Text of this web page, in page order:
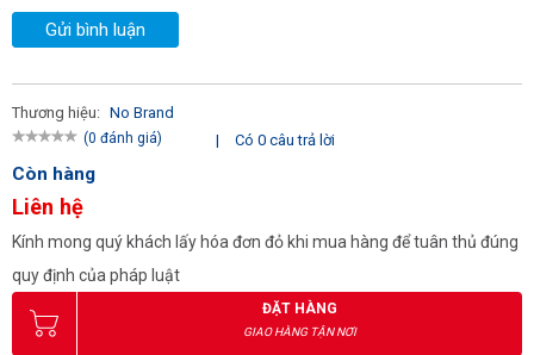
Gửi bình luận
Thương hiệu: No Brand
(0 đánh giá) | Có 0 câu trả lời
Còn hàng
Liên hệ
Kính mong quý khách lấy hóa đơn đỏ khi mua hàng để tuân thủ đúng
quy định của pháp luật
ĐẶT HÀNG
GIAO HÀNG TẬN NƠI